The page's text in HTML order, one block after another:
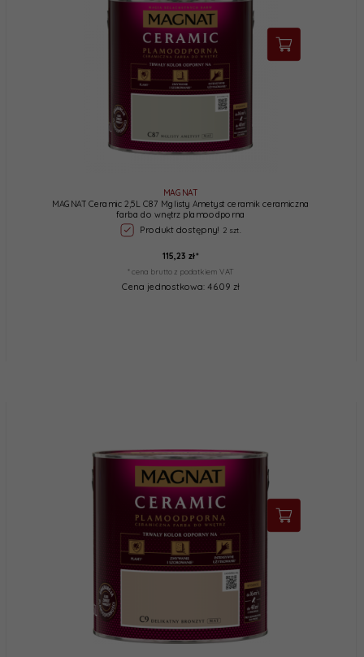
MAGNAT
MAGNAT Ceramic 2,5L C87 Mglisty Ametyst ceramik ceramiczna
farba do wnętrz plamoodporna
Produkt dostępny! 2 szt.
115,23 zł*
* cena brutto z podatkiem VAT
Cena jednostkowa: 46.09 zł